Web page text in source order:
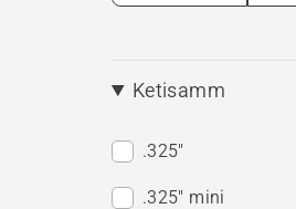
Ketisamm
.325"
.325" mini